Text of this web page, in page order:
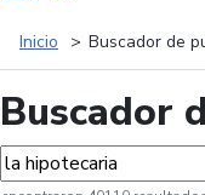
Inicio Buscador de
Buscador